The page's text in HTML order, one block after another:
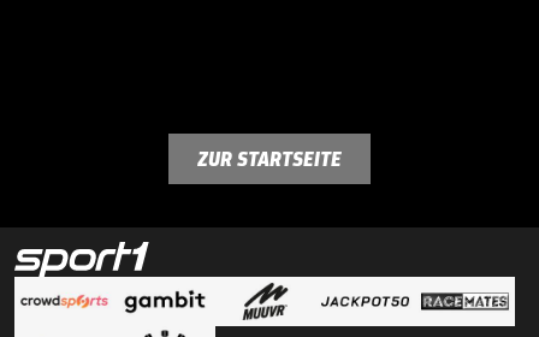
ZUR STARTSEITE